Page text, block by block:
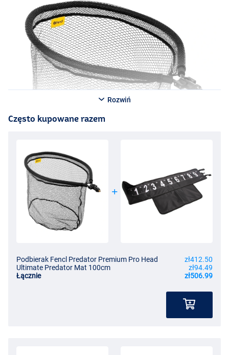
Rozwiń
Często kupowane razem
Podbierak Fencl Predator Premium Pro Head
zł412.50
Ultimate Predator Mat 100cm
zł94.49
Łącznie
zł506.99